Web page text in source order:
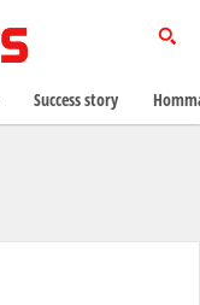
Success story